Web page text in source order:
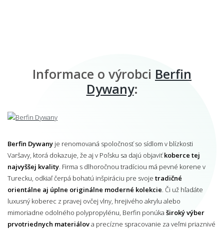
Informace o výrobci Berfin
Dywany:
Berfin Dywany je renomovaná spoločnosť so sídlom v blízkosti
Varšavy, ktorá dokazuje, že aj v Poľsku sa dajú objaviťkoberce tej
najvyššej kvality . Firma s dlhoročnou tradíciou má pevné korene v
Turecku, odkiaľ čerpá bohatú inšpiráciu pre svoje tradičné
orientálne aj úplne originálne moderné kolekcie . Či už hľadáte
luxusný koberec z pravej ovčej vlny, hrejivého akrylu alebo
mimoriadne odolného polypropylénu, Berfin ponúka široký výber
prvotriednych materiálova precízne spracovanie za veľmi priaznivé